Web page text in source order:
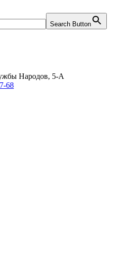
Search Button
Народов, 5-А
68